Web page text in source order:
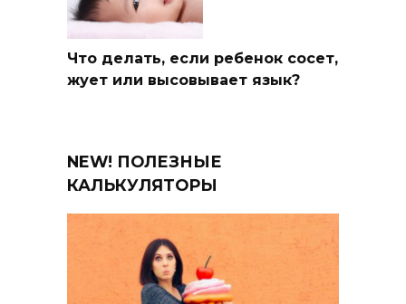
Что делать, если ребенок сосет,
жует или высовывает язык?
NEW! ПОЛЕЗНЫЕ
КАЛЬКУЛЯТОРЫ